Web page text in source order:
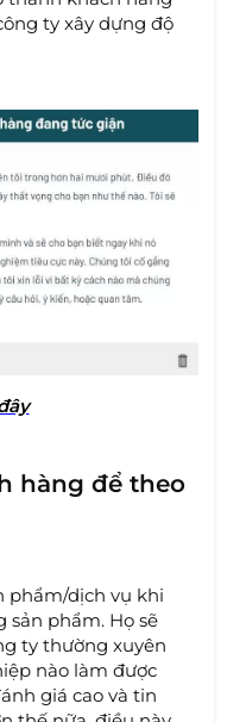
ty xây dựng độ
hàng để theo
phẩm/dịch vụ khi
sản phẩm. Họ sẽ
ty thường xuyên
nào làm được
giá cao và tin